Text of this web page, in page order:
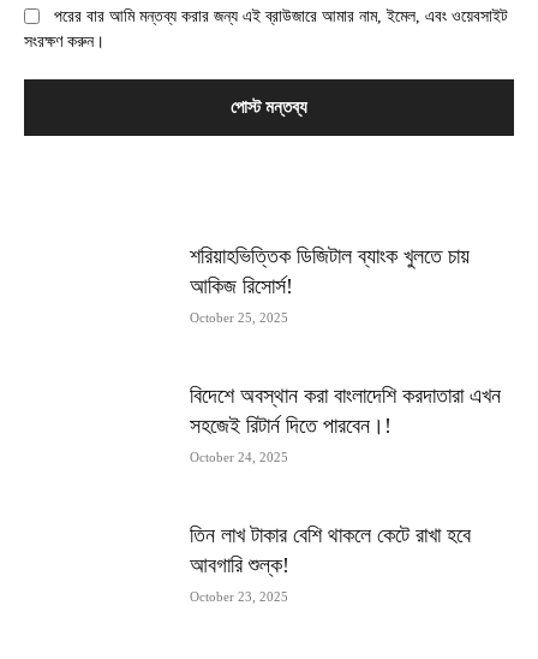
পরের বার আমি মন্তব্য করার জন্য এই ব্রাউজারে আমার নাম, ইমেল, এবং ওয়েবসাইট
সংরক্ষণ করুন।
শরিয়াহভিত্তিক ডিজিটাল ব্যাংক খুলতে চায়
আকিজ রিসোর্স!
October 25, 2025
বিদেশে অবস্থান করা বাংলাদেশি করদাতারা এখন
সহজেই রিটার্ন দিতে পারবেন।!
October 24, 2025
তিন লাখ টাকার বেশি থাকলে কেটে রাখা হবে
আবগারি শুল্ক!
October 23, 2025